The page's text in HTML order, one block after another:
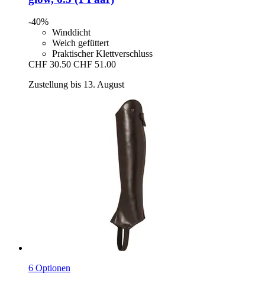
-40%
Winddicht
Weich gefüttert
Praktischer Klettverschluss
CHF 30.50 CHF 51.00
Zustellung bis 13. August
6 Optionen